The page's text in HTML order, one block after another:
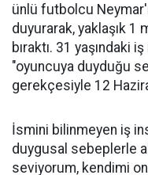
ünlü futbolcu
duyurarak, yaklaşık 1
bıraktı. 31 yaşındaki
"oyuncuya duyduğu
gerekçesiyle 12
İsmini bilinmeyen iş
duygusal sebeplerle
seviyorum, kendimi